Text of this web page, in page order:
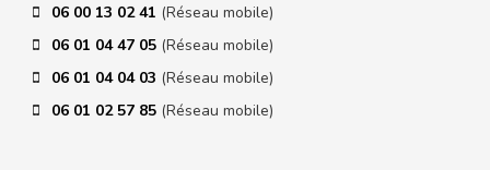
06 00 13 02 41 (Réseau mobile)
06 01 04 47 05 (Réseau mobile)
06 01 04 04 03 (Réseau mobile)
06 01 02 57 85 (Réseau mobile)